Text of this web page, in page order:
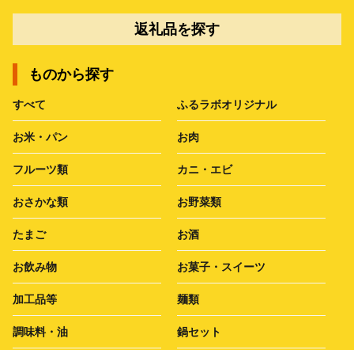
返礼品を探す
ものから探す
すべて ふるラボオリジナル
お米・パン お肉
フルーツ類 カニ・エビ
おさかな類 お野菜類
たまご お酒
お飲み物 お菓子・スイーツ
加工品等 麺類
調味料・油 鍋セット